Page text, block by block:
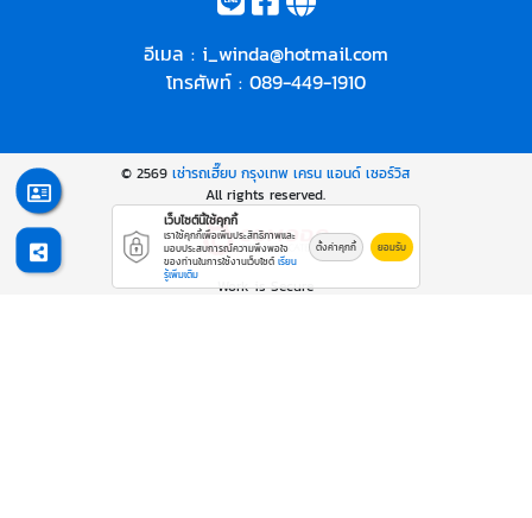
อีเมล : i_winda@hotmail.com
โทรศัพท์ : 089-449-1910
© 2569เช่ารถเฮี๊ยบ กรุงเทพ เครน แอนด์ เซอร์วิส
All rights reserved.
Work is Secure
เว็บไซต์นี้ใช้คุกกี้
เราใช้คุกกี้เพื่อเพิ่มประสิทธิภาพและ
มอบประสบการณ์ความพึงพอใจ
ของท่านในการใช้งานเว็บไซต์ เรียน
รู้เพิ่มเติม
ตั้งค่าคุกกี้ ยอมรับ